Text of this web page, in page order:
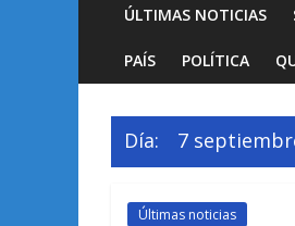
ÚLTIMAS NOTICIAS
PAÍS POLÍTICA
Día: 7
Últimas noticias